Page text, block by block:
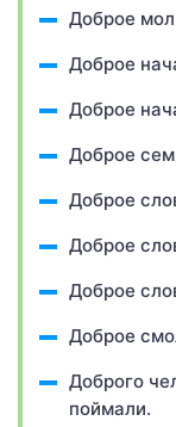
Доброе
Доброе
Доброе
Доброе
Доброе
Доброе
Доброе
Доброе
Доброго
поймали.